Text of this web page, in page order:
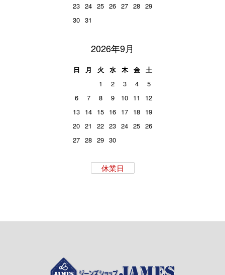
23 24 25 26 27 28 29
30 31
2026年9月
日 月 火 水 木 金
土
1
2 3 4
5
6
7 8 9 10 11
12
13 14 15 16 17 18 19
20 21 22 23 24 25 26
27 28 29 30
休業日